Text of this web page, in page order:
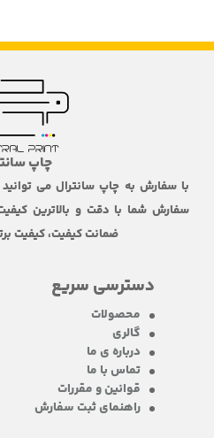
چاپ
با سفارش به چاپ سانترال می
سفارش شما با دقت و بالاترین
ضمانت کیفیت، کیفیت
دسترسی سریع
محصولات
گالری
درباره ی ما
تماس با ما
قوانین و مقررات
راهنمای ثبت سفارش